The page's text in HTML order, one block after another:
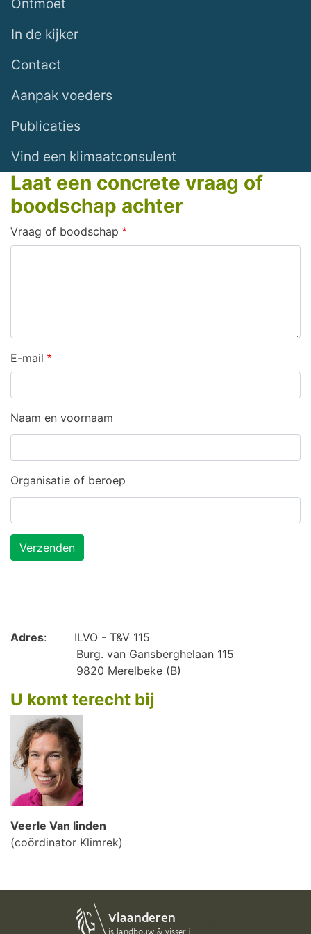
In de kijker
Contact
Aanpak voeders
Publicaties
Vind een klimaatconsulent
Laat een concrete vraag of
boodschap achter
Vraag of boodschap
E-mail
Naam en voornaam
Organisatie of beroep
Verzenden
Adres: ILVO - T&V 115
Burg. van Gansberghelaan 115
9820 Merelbeke (B)
U komt terecht bij
Veerle Van linden
(coördinator Klimrek)